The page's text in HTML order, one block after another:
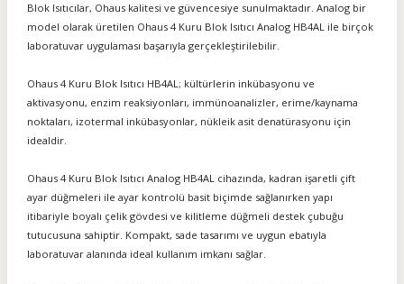
Blok Isıtıcılar, Ohaus kalitesi ve güvencesiye sunulmaktadır. Analog bir
model olarak üretilen Ohaus 4 Kuru Blok Isıtıcı Analog HB4AL ile birçok
laboratuvar uygulaması başarıyla gerçekleştirilebilir.
Ohaus 4 Kuru Blok Isıtıcı HB4AL; kültürlerin inkübasyonu ve
aktivasyonu, enzim reaksiyonları, immünoanalizler, erime/kaynama
noktaları, izotermal inkübasyonlar, nükleik asit denatürasyonu için
idealdir.
Ohaus 4 Kuru Blok Isıtıcı Analog HB4AL cihazında, kadran işaretli çift
ayar düğmeleri ile ayar kontrolü basit biçimde sağlanırken yapı
itibariyle boyalı çelik gövdesi ve kilitleme düğmeli destek çubuğu
tutucusuna sahiptir. Kompakt, sade tasarımı ve uygun ebatıyla
laboratuvar alanında ideal kullanım imkanı sağlar.